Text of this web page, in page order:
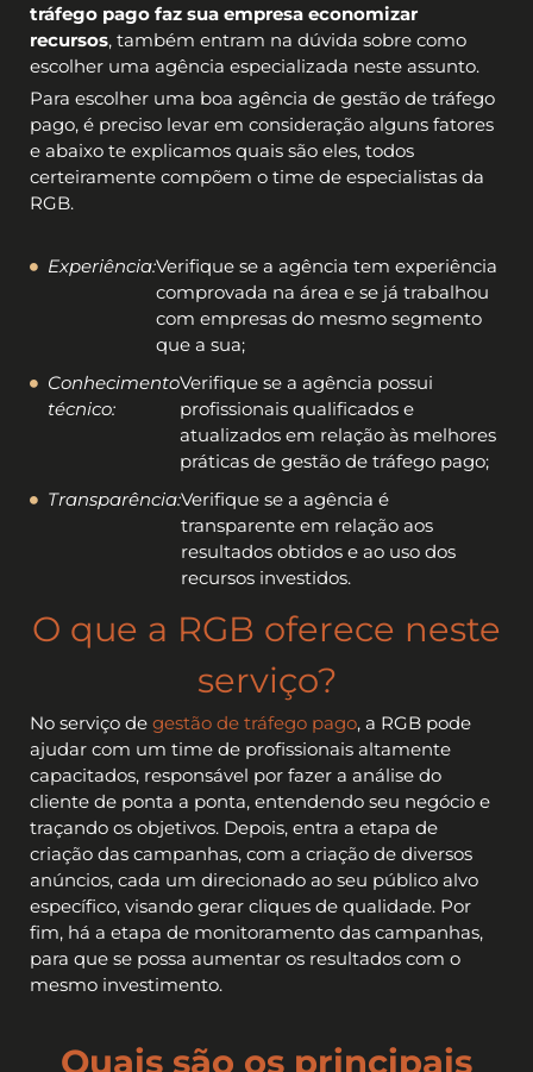
tráfego pago faz sua empresa economizar
recursos, também entram na dúvida sobre como
escolher uma agência especializada neste assunto.
Para escolher uma boa agência de gestão de tráfego
pago, é preciso levar em consideração alguns fatores
e abaixo te explicamos quais são eles, todos
certeiramente compõem o time de especialistas da
RGB.
Experiência:Verifique se a agência tem experiência
comprovada na área e se já trabalhou
com empresas do mesmo segmento
que a sua;
Conhecimento
técnico:
Verifique se a agência possui
profissionais qualificados e
atualizados em relação às melhores
práticas de gestão de tráfego pago;
Transparência:Verifique se a agência é
transparente em relação aos
resultados obtidos e ao uso dos
recursos investidos.
O que a RGB oferece neste
serviço?
No serviço de gestão de tráfego pago, a RGB pode
ajudar com um time de profissionais altamente
capacitados, responsável por fazer a análise do
cliente de ponta a ponta, entendendo seu negócio e
traçando os objetivos. Depois, entra a etapa de
criação das campanhas, com a criação de diversos
anúncios, cada um direcionado ao seu público alvo
específico, visando gerar cliques de qualidade. Por
fim, há a etapa de monitoramento das campanhas,
para que se possa aumentar os resultados com o
mesmo investimento.
Quais são os principais